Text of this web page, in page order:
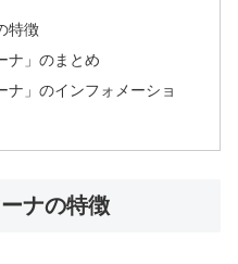
特徴
ナ」のまとめ
ナ」のインフォメーショ
ナの特徴